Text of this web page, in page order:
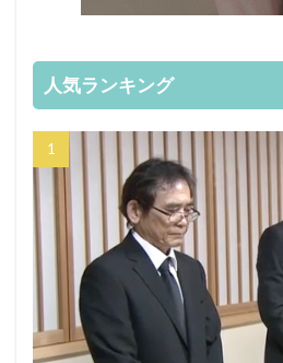
人気ランキング